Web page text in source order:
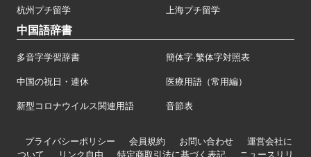
杭州プチ留学 上海プチ留学
中国語辞書
多音字学習辞書 簡体字·繁体字対照表
中国の祝日・連休 医療用語（常用編）
新型コロナウイルス関連用語 音節表
プライバシーポリシー 会員規約 お問い合わせ
運営会社に
ついて
リンク自由 特定商取引法に基づく表記 ニュースリリ